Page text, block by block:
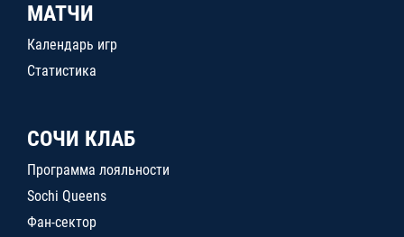
МАТЧИ
Календарь игр
Статистика
СОЧИ КЛАБ
Программа лояльности
Sochi Queens
Фан-сектор